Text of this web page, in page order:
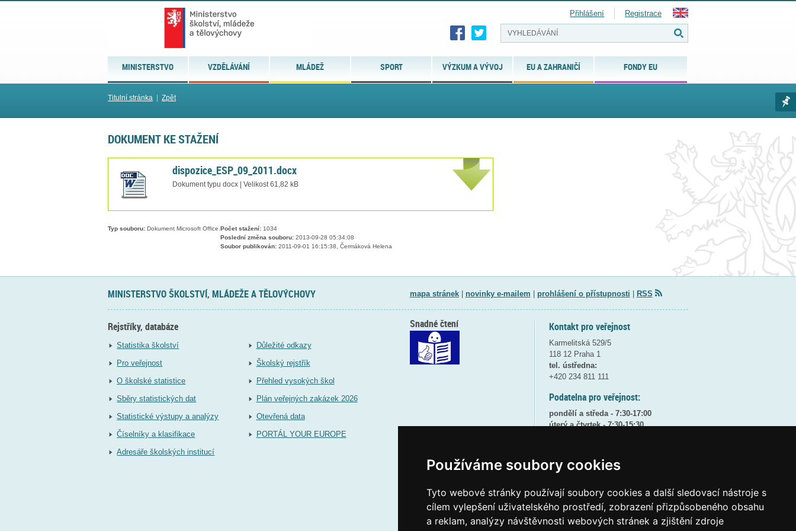
Používáme soubory cookies
Tyto webové stránky používají soubory cookies a další sledovací nástroje s
cílem vylepšení uživatelského prostředí, zobrazení přizpůsobeného obsahu
a reklam, analýzy návštěvnosti webových stránek a zjištění zdroje
MINISTERSTVO VZDĚLÁVÁNÍ MLÁDEŽ SPORT VÝZKUM A VÝVOJ EU A ZAHRANIČÍ FONDY EU
Přihlášení Registrace
Titulní stránka Zpět
DOKUMENT KE STAŽENÍ
dispozice_ESP_09_2011.docx
Dokument typu docx | Velikost 61,82 kB
Typ souboru: Dokument Microsoft Office. Počet stažení: 1034
Poslední změna souboru: 2013-09-28 05:34:08
Soubor publikován: 2011-09-01 16:15:38, Čermáková Helena
MINISTERSTVO ŠKOLSTVÍ, MLÁDEŽE A TĚLOVÝCHOVY mapa stránek| novinky e-mailem prohlášení o přístupnosti RSS
Rejstříky, databáze
Statistika školství
Pro veřejnost
O školské statistice
Sběry statistických dat
Statistické výstupy a analýzy
Číselníky a klasifikace
Adresáře školských institucí
Důležité odkazy
Školský rejstřík
Přehled vysokých škol
Plán veřejných zakázek 2026
Otevřená data
PORTÁL YOUR EUROPE
Kontakt pro veřejnost
Karmelitská 529/5
118 12 Praha 1
tel. ústředna:
+420 234 811 111
Podatelna pro veřejnost:
pondělí a středa - 7:30-17:00
úterý a čtvrtek - 7:30-15:30
8:30 - 9:30 - bezpečnostní přestávka
(více informacíZDE)
Elektronická podatelna:
posta@msmtgov cz
ID datové schránky:vidaawt
Snadné čtení